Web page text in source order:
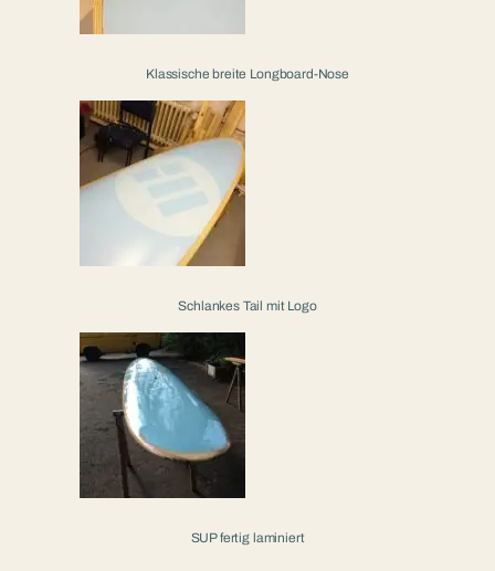
Klassische breite Longboard-Nose
Schlankes Tail mit Logo
SUP fertig laminiert